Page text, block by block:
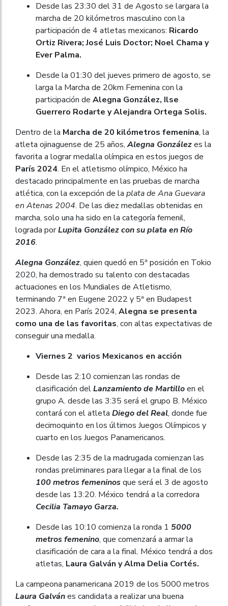
Desde las 23:30 del 31 de Agosto se largara la
marcha de 20 kilómetros masculino con la
participación de 4 atletas mexicanos: Ricardo
Ortiz Rivera; José Luis Doctor; Noel Chama y
Ever Palma.
Desde la 01:30 del jueves primero de agosto, se
larga la Marcha de 20km Femenina con la
participación de Alegna González, Ilse
Guerrero Rodarte y Alejandra Ortega Solis.
Dentro de la Marcha de 20 kilómetros femenina, la
atleta ojinaguense de 25 años,Alegna Gonzálezes la
favorita a lograr medalla olímpica en estos juegos de
París 2024. En el atletismo olímpico, México ha
destacado principalmente en las pruebas de marcha
atlética, con la excepción de la plata de Ana Guevara
en Atenas 2004. De las diez medallas obtenidas en
marcha, solo una ha sido en la categoría femenil,
lograda porLupita González con su plata en Río
2016.
Alegna González, quien quedó en 5ª posición en Tokio
2020, ha demostrado su talento con destacadas
actuaciones en los Mundiales de Atletismo,
terminando 7ª en Eugene 2022 y 5ª en Budapest
2023. Ahora, en París 2024, Alegna se presenta
como una de las favoritas, con altas expectativas de
conseguir una medalla.
Viernes 2 varios Mexicanos en acción
Desde las 2:10 comienzan las rondas de
clasificación delLanzamiento de Martilloen el
grupo A. desde las 3:35 será el grupo B. México
contará con el atleta Diego del Real, donde fue
decimoquinto en los últimos Juegos Olímpicos y
cuarto en los Juegos Panamericanos.
Desde las 2:35 de la madrugada comienzan las
rondas preliminares para llegar a la final de los
100 metros femeninosque será el 3 de agosto
desde las 13:20. México tendrá a la corredora
Cecilia Tamayo Garza.
Desde las 10:10 comienza la ronda 1 5000
metros femenino, que comenzará a armar la
clasificación de cara a la final. México tendrá a dos
atletas, Laura Galván y Alma Delia Cortés.
La campeona panamericana 2019 de los 5000 metros
Laura Galvánes candidata a realizar una buena